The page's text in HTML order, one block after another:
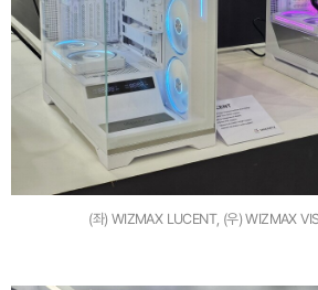
(좌) WIZMAX LUCENT, (우) WIZMAX